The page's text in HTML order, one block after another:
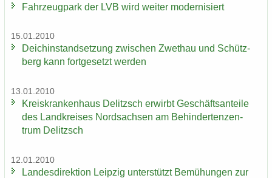
Fahr­zeug­park der LVB wird wei­ter mo­der­ni­siert
15.01.2010
Deich­in­stand­set­zung zwi­schen Zwet­hau und Schütz­
berg kann fort­ge­setzt wer­den
13.01.2010
Kreis­kran­ken­haus De­litzsch er­wirbt Ge­schäfts­an­tei­le
des Land­krei­ses Nord­sach­sen am Be­hin­der­ten­zen­
trum De­litzsch
12.01.2010
Lan­des­di­rek­ti­on Leip­zig un­ter­stützt Be­mü­hun­gen zur